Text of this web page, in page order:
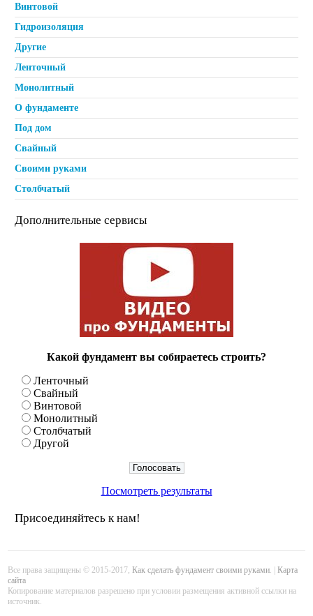
Винтовой
Гидроизоляция
Другие
Ленточный
Монолитный
О фундаменте
Под дом
Свайный
Своими руками
Столбчатый
Дополнительные сервисы
Какой фундамент вы собираетесь строить?
Ленточный
Свайный
Винтовой
Монолитный
Столбчатый
Другой
Посмотреть результаты
Присоединяйтесь к нам!
Все права защищены © 2015-2017,Как сделать фундамент своими руками . |Карта
сайта
Копирование материалов разрешено при условии размещения активной ссылки на
источник.